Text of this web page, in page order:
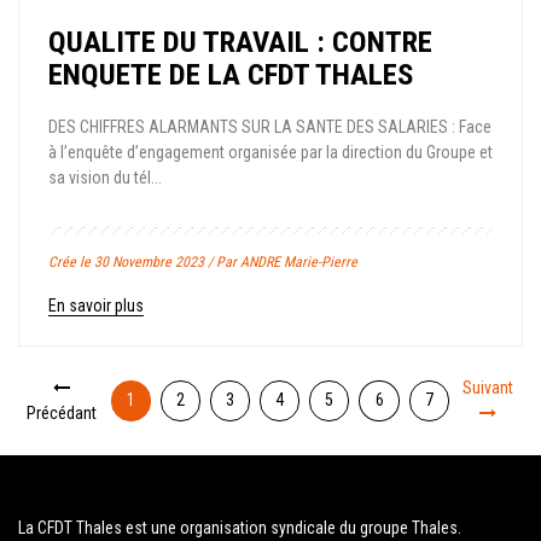
QUALITE DU TRAVAIL : CONTRE
ENQUETE DE LA CFDT THALES
DES CHIFFRES ALARMANTS SUR LA SANTE DES SALARIES : Face
à l’enquête d’engagement organisée par la direction du Groupe et
sa vision du tél...
Crée le 30 Novembre 2023 / Par ANDRE Marie-Pierre
En savoir plus
Précédant
1 2 3 4 5 6 7
Suivant
La CFDT Thales est une organisation syndicale du groupe Thales.